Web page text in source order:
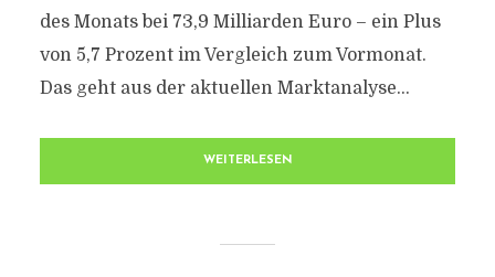
des Monats bei 73,9 Milliarden Euro – ein Plus
von 5,7 Prozent im Vergleich zum Vormonat.
Das geht aus der aktuellen Marktanalyse...
WEITERLESEN